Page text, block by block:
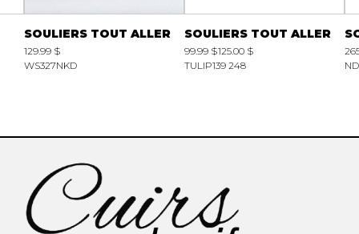
SOULIERS TOUT ALLER
129.99 $
WS327NKD
SOULIERS TOUT ALLER
99.99 $125.00 $
TULIP139 248